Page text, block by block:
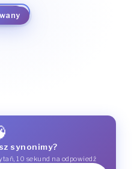
synonimy?
10 sekund na odpowiedź